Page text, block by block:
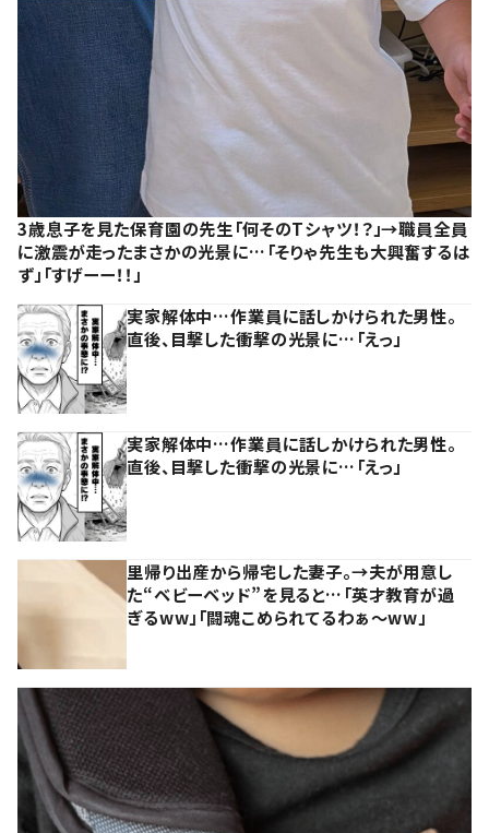
3歳息子を見た保育園の先生「何そのTシャツ！？」→職員全員
に激震が走ったまさかの光景に…「そりゃ先生も大興奮するは
ず」「すげーー！！」
実家解体中…作業員に話しかけられた男性。
直後、目撃した衝撃の光景に…「えっ」
実家解体中…作業員に話しかけられた男性。
直後、目撃した衝撃の光景に…「えっ」
里帰り出産から帰宅した妻子。→夫が用意し
た“ベビーベッド”を見ると…「英才教育が過
ぎるww」「闘魂こめられてるわぁ～ww」